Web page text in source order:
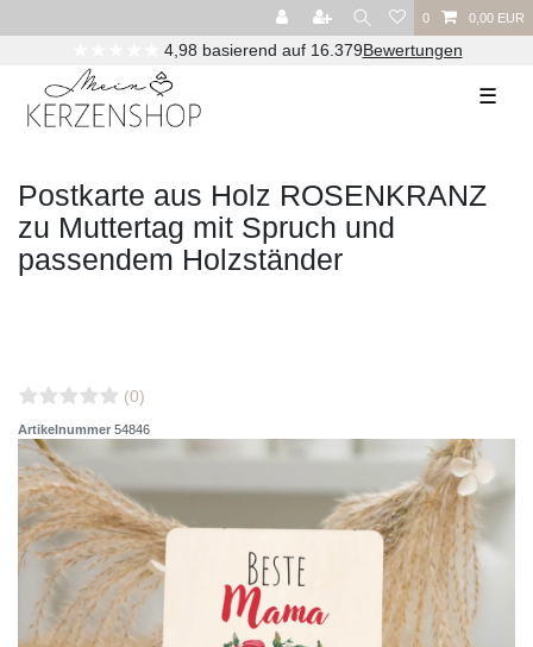
0 0,00 EUR
4,98 basierend auf 16.379Bewertungen
☰
Postkarte aus Holz ROSENKRANZ
zu Muttertag mit Spruch und
passendem Holzständer
(0)
Artikelnummer 54846